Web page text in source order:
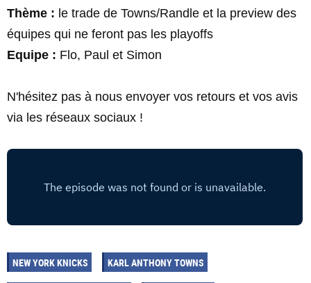
Thème : le trade de Towns/Randle et la preview des
équipes qui ne feront pas les playoffs
Equipe : Flo, Paul et Simon
N'hésitez pas à nous envoyer vos retours et vos avis
via les réseaux sociaux !
NEW YORK KNICKS KARL ANTHONY TOWNS